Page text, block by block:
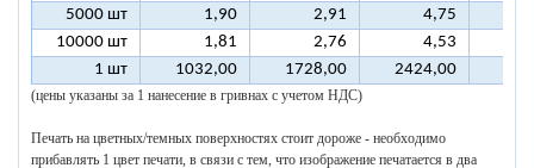
5000 шт
1,90 2,91 4,75
10000 шт
1,81 2,76 4,53
1 шт
1032,00 1728,00 2424,00
(цены указаны за 1 нанесение в гривнах с учетом НДС)
Печать на цветных/темных поверхностях стоит дороже - необходимо
прибавлять 1 цвет печати, в связи с тем, что изображение печатается в два